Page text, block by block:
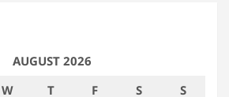
AUGUST 2026
W T F S
S